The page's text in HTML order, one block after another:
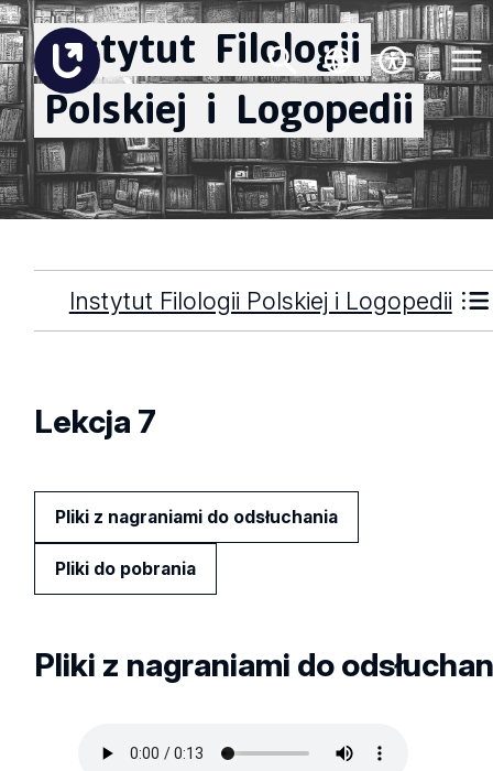
Instytut Filologii
Polskiej i Logopedii
Instytut Filologii Polskiej i Logopedii
Lekcja 7
Pliki z nagraniami do odsłuchania
Pliki do pobrania
Pliki z nagraniami do